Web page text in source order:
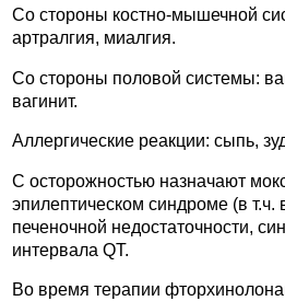
Со стороны костно-мышечной
артралгия, миалгия.
Со стороны половой системы:
вагинит.
Аллергические реакции: сыпь,
С осторожностью назначают
эпилептическом синдроме (в т.ч.
печеночной недостаточности,
интервала QT.
Во время терапии